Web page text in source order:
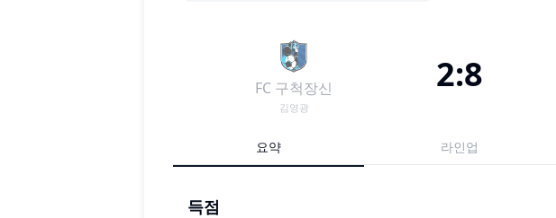
FC 구척장신
김영광
2:8
요약 라인업
득점